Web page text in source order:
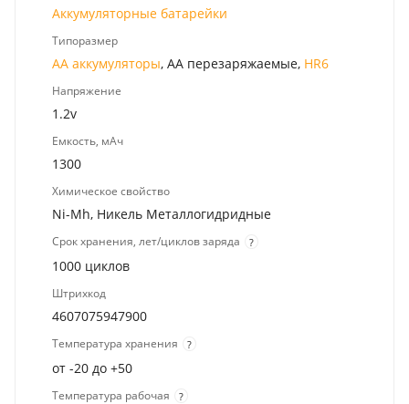
Аккумуляторные батарейки
Типоразмер
AA аккумуляторы, AA перезаряжаемые, HR6
Напряжение
1.2v
Емкость, мАч
1300
Химическое свойство
Ni-Mh, Никель Металлогидридные
Срок хранения, лет/циклов заряда ?
1000 циклов
Штрихкод
4607075947900
Температура хранения ?
от -20 до +50
Температура рабочая ?